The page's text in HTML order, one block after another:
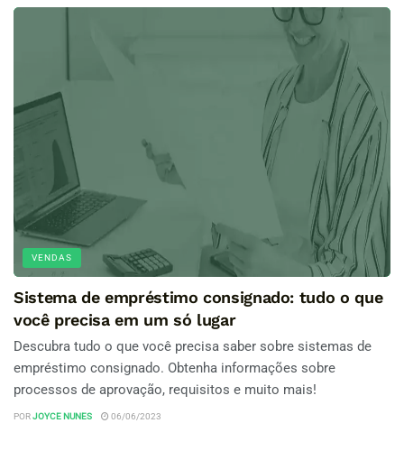
VENDAS
Sistema de empréstimo consignado: tudo o que
você precisa em um só lugar
Descubra tudo o que você precisa saber sobre sistemas de
empréstimo consignado. Obtenha informações sobre
processos de aprovação, requisitos e muito mais!
PORJOYCE NUNES 06/06/2023